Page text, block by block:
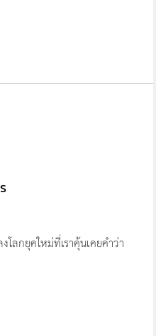
ลกยุคใหม่ที่เราคุ้นเคยคำว่า